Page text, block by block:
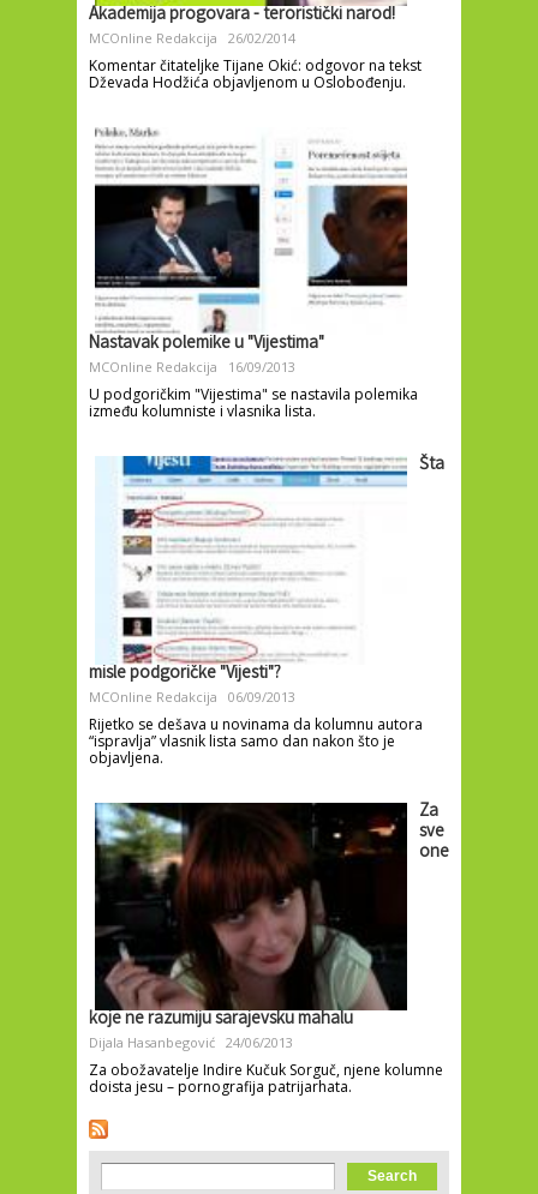
Akademija progovara - teroristički narod!
MCOnline Redakcija 26/02/2014
Komentar čitateljke Tijane Okić: odgovor na tekst
Dževada Hodžića objavljenom u Oslobođenju.
Nastavak polemike u "Vijestima"
MCOnline Redakcija 16/09/2013
U podgoričkim "Vijestima" se nastavila polemika
između kolumniste i vlasnika lista.
Šta
misle podgoričke "Vijesti"?
MCOnline Redakcija 06/09/2013
Rijetko se dešava u novinama da kolumnu autora
“ispravlja” vlasnik lista samo dan nakon što je
objavljena.
Za
sve
one
koje ne razumiju sarajevsku mahalu
Dijala Hasanbegović 24/06/2013
Za obožavatelje Indire Kučuk Sorguč, njene kolumne
doista jesu – pornografija patrijarhata.
Search form
Search